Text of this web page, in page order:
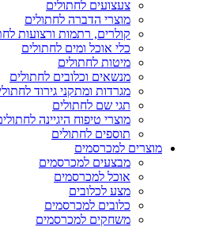
צעצועים לחתולים
מוצרי הדברה לחתולים
קולרים, רתמות ורצועות
כלי אוכל ומים לחתולים
מיטות לחתולים
מנשאים וכלובים לחתולים
מגרדות ומתקני גירוד
תגי שם לחתולים
מוצרי טיפוח היגיינה
תוספים לחתולים
מוצרים למכרסמים
מבצעים למכרסמים
אוכל למכרסמים
מצע לכלובים
כלובים למכרסמים
משחקים למכרסמים